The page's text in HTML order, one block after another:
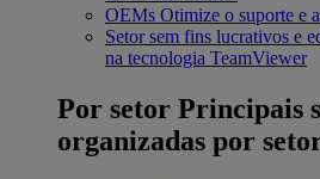
OEMs Otimize o suporte e
Setor sem fins lucrativos e
na tecnologia TeamViewer
Por setor Principais
organizadas por